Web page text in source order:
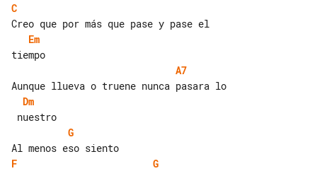
C
Em
A7
Dm
G
F
G